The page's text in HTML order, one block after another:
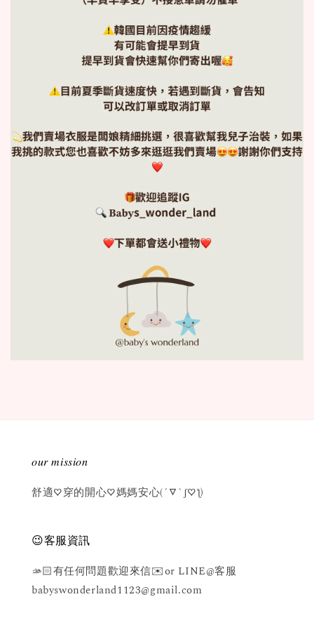
𝑜𝑢𝑟 𝑚𝑖𝑠𝑠𝑖𝑜𝑛
舒適♡穿的開心♡媽媽安心(´▽`ʃ♡ƪ)
😉客服資訊
🫴🏻有任何問題歡迎來信✉️or LINE@客服
babyswonderland1123@gmail.com